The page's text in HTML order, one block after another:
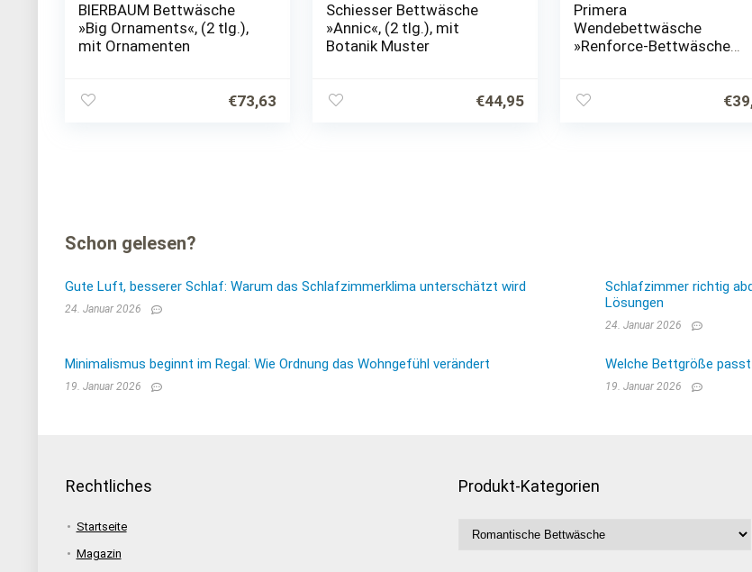
BIERBAUM Bettwäsche
»Big Ornaments«, (2 tlg.),
mit Ornamenten
€73,63
Schiesser Bettwäsche
»Annic«, (2 tlg.), mit
Botanik Muster
€44,95
Primera
Wendebettwäsche
»Renforce-Bettwäsche
€
Schon gelesen?
Gute Luft, besserer Schlaf: Warum das Schlafzimmerklima unterschätzt wird
24. Januar 2026
Schlafzimmer richtig
Lösungen
24. Januar 2026
Minimalismus beginnt im Regal: Wie Ordnung das Wohngefühl verändert
19. Januar 2026
Welche Bettgröße
19. Januar 2026
Rechtliches
Startseite
Magazin
Produkt-Kategorien